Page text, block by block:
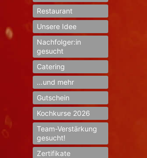
Restaurant
Unsere Idee
Nachfolger:in
gesucht
Catering
…und mehr
Gutschein
Kochkurse 2026
Team-Verstärkung
gesucht!
Zertifikate